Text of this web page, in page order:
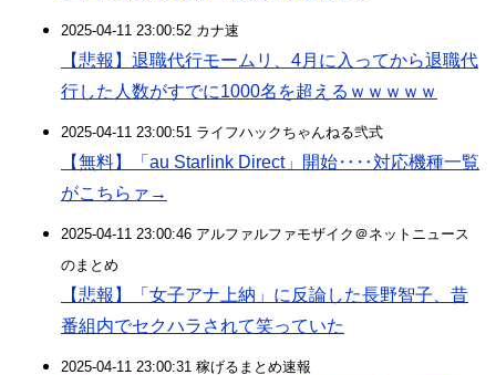
2025-04-11 23:00:52 カナ速
【悲報】退職代行モームリ、4月に入ってから退職代
行した人数がすでに1000名を超えるｗｗｗｗｗ
2025-04-11 23:00:51 ライフハックちゃんねる弐式
【無料】「au Starlink Direct」開始‥‥対応機種一覧
がこちらァ→
2025-04-11 23:00:46 アルファルファモザイク＠ネットニュース
のまとめ
【悲報】「女子アナ上納」に反論した長野智子、昔
番組内でセクハラされて笑っていた
2025-04-11 23:00:31 稼げるまとめ速報